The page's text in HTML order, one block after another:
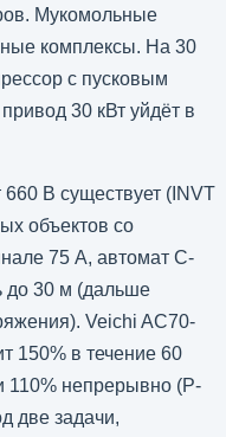
Мукомольные
комплексы. На 30
с пусковым
30 кВт уйдёт в
В существует (INVT
объектов со
75 А, автомат C-
до 30 м (дальше
Veichi AC70-
150% в течение 60
110% непрерывно (P-
две задачи,